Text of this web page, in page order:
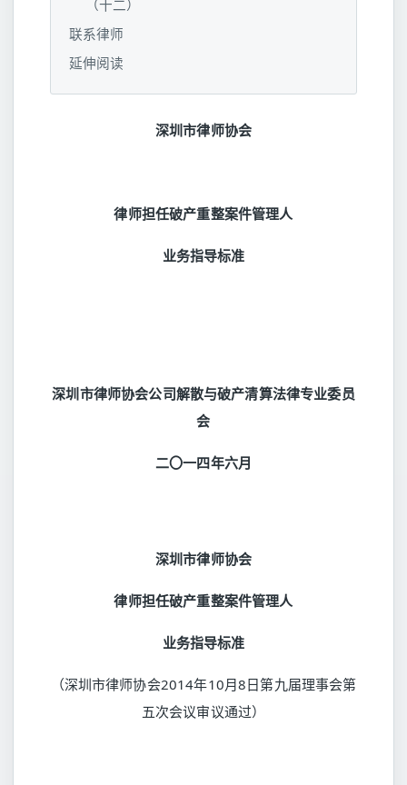
（十二）
联系律师
延伸阅读
深圳市律师协会
律师担任破产重整案件管理人
业务指导标准
深圳市律师协会公司解散与破产清算法律专业委员
会
二〇一四年六月
深圳市律师协会
律师担任破产重整案件管理人
业务指导标准
（深圳市律师协会2014年10月8日第九届理事会第
五次会议审议通过）